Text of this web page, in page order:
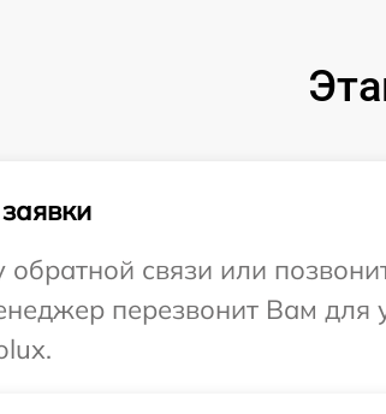
связи или
перезвонит Вам для